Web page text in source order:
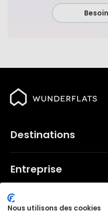
Destinations
Entreprise
Réseaux sociaux
Nous utilisons des cookies